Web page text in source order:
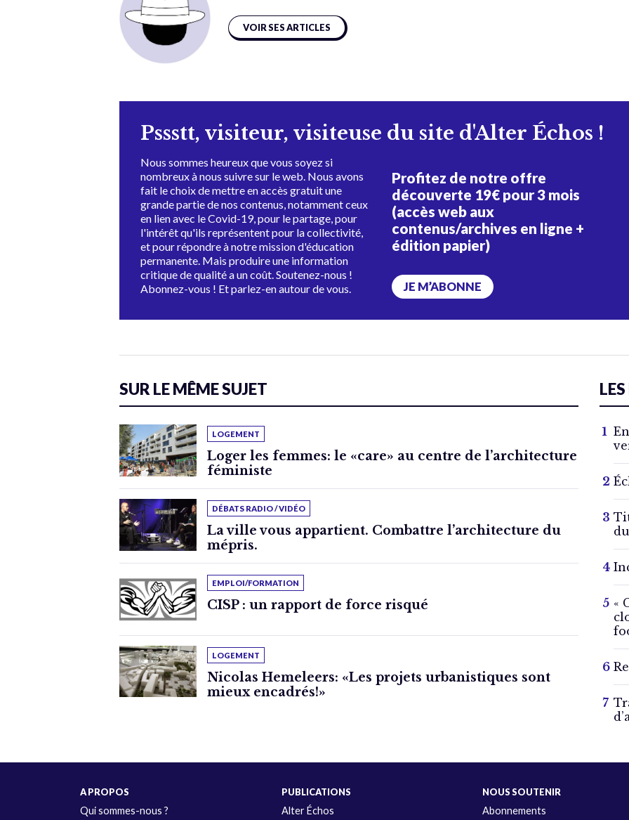
VOIR SES ARTICLES
Pssstt, visiteur, visiteuse du site d'Alter Échos !
Nous sommes heureux que vous soyez si
nombreux à nous suivre sur le web. Nous avons
fait le choix de mettre en accès gratuit une
grande partie de nos contenus, notamment ceux
en lien avec le Covid-19, pour le partage, pour
l'intérêt qu'ils représentent pour la collectivité,
et pour répondre à notre mission d'éducation
permanente. Mais produire une information
critique de qualité a un coût. Soutenez-nous !
Abonnez-vous ! Et parlez-en autour de vous.
Profitez de notre offre
découverte 19€ pour 3 mois
(accès web aux
contenus/archives en ligne +
édition papier)
JE M’ABONNE
SUR LE MÊME SUJET
LOGEMENT
Loger les femmes: le «care» au centre de l’architecture
féministe
DÉBATS RADIO / VIDÉO
La ville vous appartient. Combattre l’architecture du
mépris.
EMPLOI/FORMATION
CISP : un rapport de force risqué
LOGEMENT
Nicolas Hemeleers: «Les projets urbanistiques sont
mieux encadrés!»
«
A PROPOS
Qui sommes-nous ?
PUBLICATIONS
Alter Échos
NOUS SOUTENIR
Abonnements